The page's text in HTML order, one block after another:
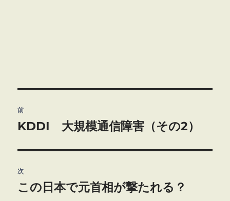
稿
ビ
ゲ
前
前
投
稿:
KDDI 大規模通信障害（その2）
次
次
この日本で元首相が撃たれる？